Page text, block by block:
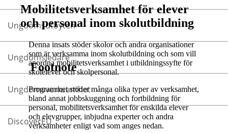
Ungdomsutbyten
Ungdomsledare
Ungdomsverksamhet
DiscoverEU
Mobilitetsverksamhet för elever
och personal inom skolutbildning
Denna insats stöder skolor och andra organisationer
som är verksamma inom skolutbildning och som vill
anordna mobilitetsverksamhet i utbildningssyfte för
skolelever och skolpersonal.
Programmet stöder många olika typer av verksamhet,
bland annat jobbskuggning och fortbildning för
personal, mobilitetsverksamhet för enskilda elever
och elevgrupper, inbjudna experter och andra
verksamheter enligt vad som anges nedan.
Footnote